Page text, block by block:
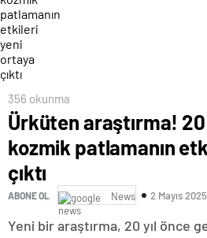
356 okunma
Ürküten araştırma! 20
kozmik patlamanın
çıktı
ABONE OL News 2 Mayıs
Yeni bir araştırma, 20 yıl önce